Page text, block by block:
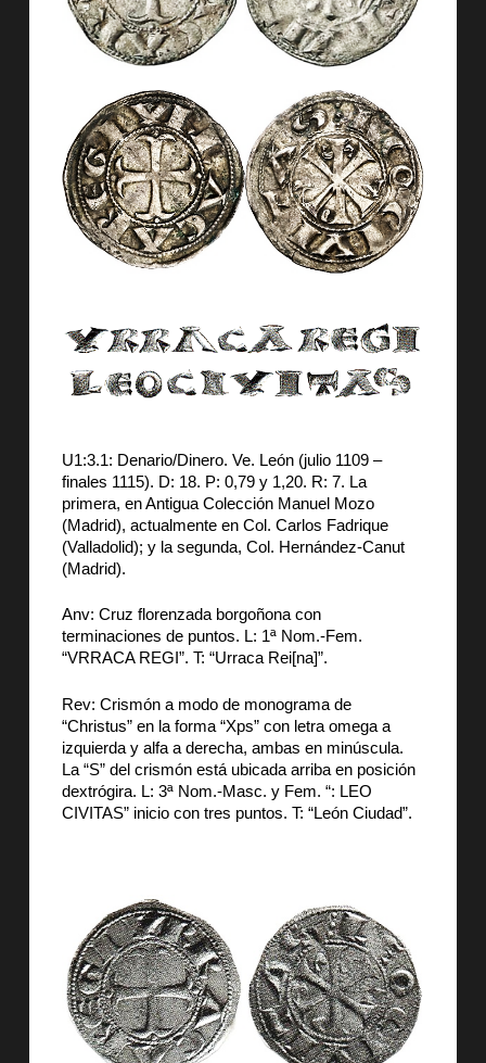
U1:3.1: Denario/Dinero. Ve. León (julio 1109 –
finales 1115). D: 18. P: 0,79 y 1,20. R: 7. La
primera, en Antigua Colección Manuel Mozo
(Madrid), actualmente en Col. Carlos Fadrique
(Valladolid); y la segunda, Col. Hernández-Canut
(Madrid).
Anv: Cruz florenzada borgoñona con
terminaciones de puntos. L: 1ª Nom.-Fem.
“VRRACA REGI”. T: “Urraca Rei[na]”.
Rev: Crismón a modo de monograma de
“Christus” en la forma “Xps” con letra omega a
izquierda y alfa a derecha, ambas en minúscula.
La “S” del crismón está ubicada arriba en posición
dextrógira. L: 3ª Nom.-Masc. y Fem. “: LEO
CIVITAS” inicio con tres puntos. T: “León Ciudad”.